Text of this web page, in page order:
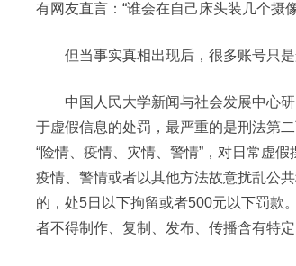
有网友直言：“谁会在自己床头装几个摄
但当事实真相出现后，很多账号只是
中国人民大学新闻与社会发展中心研
于虚假信息的处罚，最严重的是刑法第
“险情、疫情、灾情、警情”，对日常虚
疫情、警情或者以其他方法故意扰乱公
的，处5日以下拘留或者500元以下罚款
者不得制作、复制、发布、传播含有特